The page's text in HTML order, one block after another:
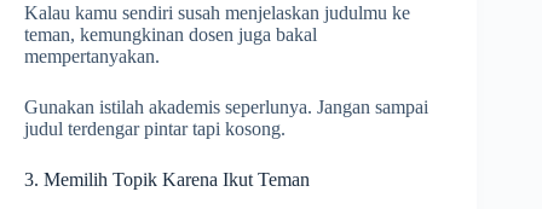
Kalau kamu sendiri susah menjelaskan judulmu ke
teman, kemungkinan dosen juga bakal
mempertanyakan.
Gunakan istilah akademis seperlunya. Jangan sampai
judul terdengar pintar tapi kosong.
3. Memilih Topik Karena Ikut Teman